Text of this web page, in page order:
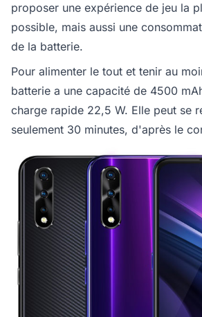
proposer une expérience de jeu la
possible, mais aussi une
de la batterie.
Pour alimenter le tout et tenir au
batterie a une capacité de 4500
charge rapide 22,5 W. Elle peut se
seulement 30 minutes, d'après le